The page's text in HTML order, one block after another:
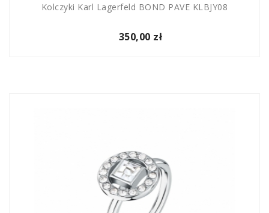
Kolczyki Karl Lagerfeld BOND PAVE KLBJY08
350,00 zł